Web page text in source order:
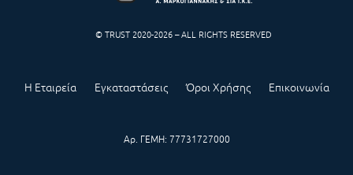
© TRUST 2020-2026 – ALL RIGHTS RESERVED
Η Εταιρεία Εγκαταστάσεις Όροι Χρήσης Επικοινωνία
Αρ. ΓΕΜΗ: 77731727000